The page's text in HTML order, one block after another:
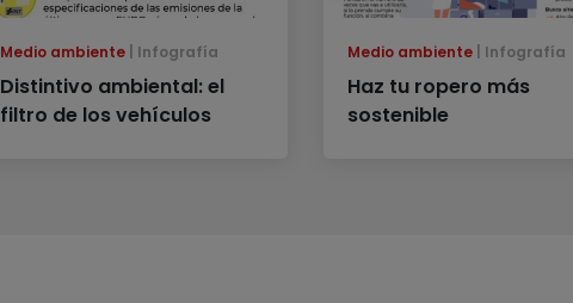
Medio ambiente Infografía
Distintivo ambiental: el
filtro de los vehículos
Medio ambiente Infografía
Haz tu ropero más
sostenible